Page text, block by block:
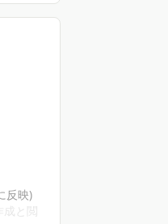
反映)
と閲